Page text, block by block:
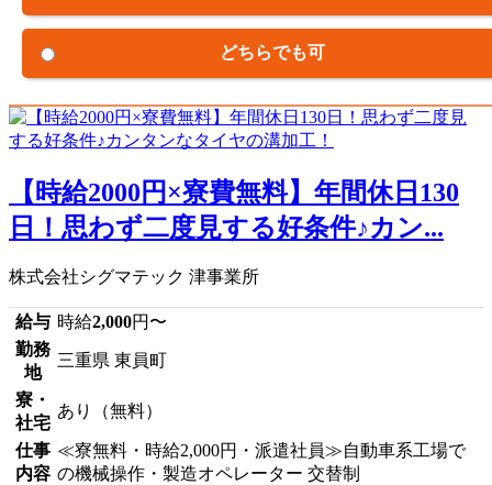
どちらでも可
【時給2000円×寮費無料】年間休日130
日！思わず二度見する好条件♪カン...
株式会社シグマテック 津事業所
給与 時給2,000円〜
勤務
地
三重県 東員町
寮・
社宅
あり（無料）
仕事
内容
≪寮無料・時給2,000円・派遣社員≫自動車系工場で
の機械操作・製造オペレーター 交替制